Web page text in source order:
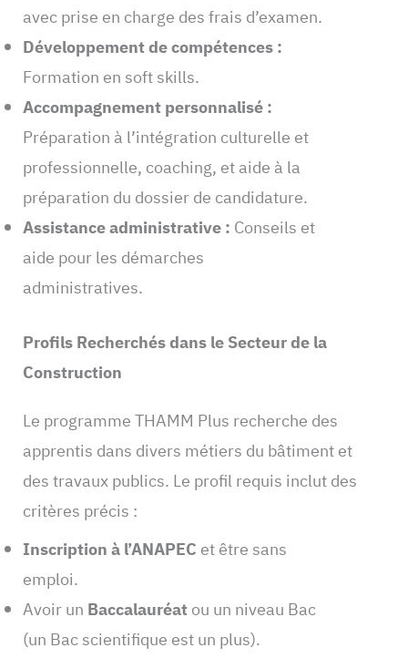
avec prise en charge des frais d’examen.
Développement de compétences :
Formation en soft skills.
Accompagnement personnalisé :
Préparation à l’intégration culturelle et
professionnelle, coaching, et aide à la
préparation du dossier de candidature.
Assistance administrative : Conseils et
aide pour les démarches
administratives.
Profils Recherchés dans le Secteur de la
Construction
Le programme THAMM Plus recherche des
apprentis dans divers métiers du bâtiment et
des travaux publics. Le profil requis inclut des
critères précis :
Inscription à l’ANAPEC et être sans
emploi.
Avoir un Baccalauréatou un niveau Bac
(un Bac scientifique est un plus).